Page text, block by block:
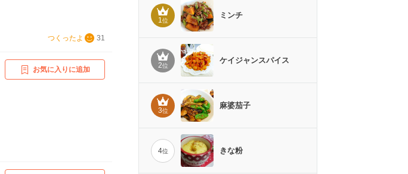
つくったよ 31
お気に入りに追加
1位
ミンチ
2位
ケイジャンスパイス
3位
麻婆茄子
4位 きな粉